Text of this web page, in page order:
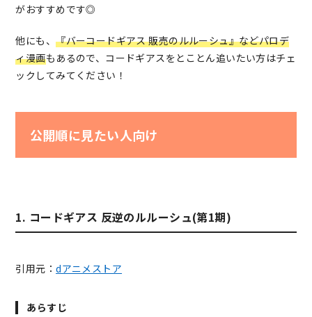
がおすすめです◎
他にも、『バーコードギアス 販売のルルーシュ』などパロデ
ィ漫画もあるので、コードギアスをとことん追いたい方はチェ
ックしてみてください！
公開順に見たい人向け
1. コードギアス 反逆のルルーシュ(第1期)
引用元：dアニメストア
あらすじ